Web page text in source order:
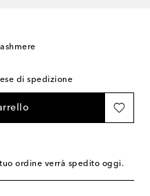
di spedizione
ordine verrà spedito oggi.